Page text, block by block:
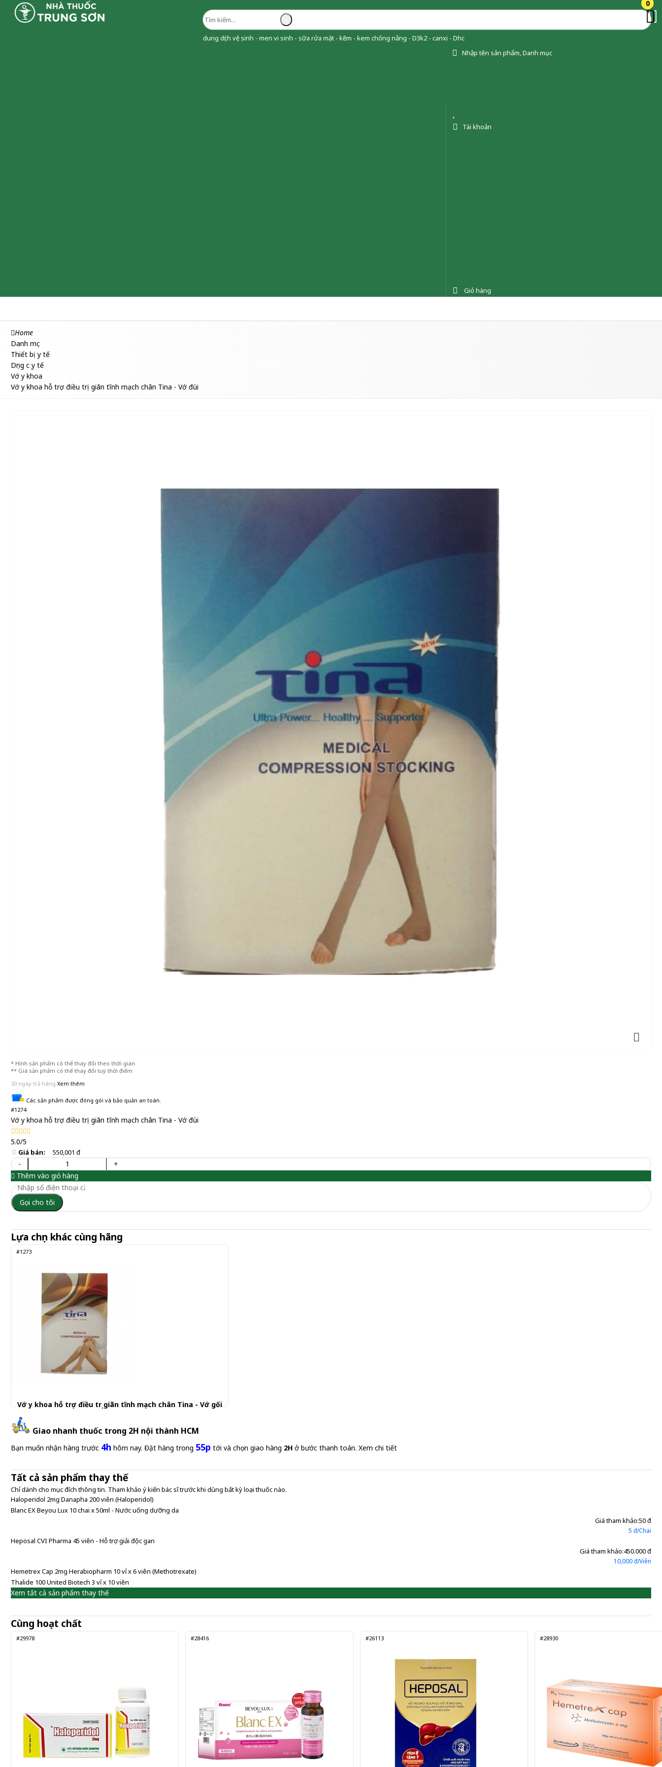
dung dịch vệ sinh - men vi sinh - sữa rửa mặt - kẽm - kem chống nắng - D3k2 - canxi - Dhc
Nhập tên sản phẩm, Danh mục
0
Tài khoản
0
Giỏ hàng
Home
Danh mục
Thiết bị y tế
Dụng cụ y tế
Vớ y khoa
Vớ y khoa hỗ trợ điều trị giãn tĩnh mạch chân Tina - Vớ đùi
* Hình sản phẩm có thể thay đổi theo thời gian
** Giá sản phẩm có thể thay đổi tuỳ thời điểm
30 ngày trả hàng Xem thêm
Các sản phẩm được đóng gói và bảo quản an toàn.
#1274
Vớ y khoa hỗ trợ điều trị giãn tĩnh mạch chân Tina - Vớ đùi
5.0/5
Giá bán: 550,001 đ
-
+
Thêm vào giỏ hàng
Gọi cho tôi
Lựa chọn khác cùng hãng
#1273
Vớ y khoa hỗ trợ điều trị giãn tĩnh mạch chân Tina - Vớ gối
350.000 đ
Giao nhanh thuốc trong 2H nội thành HCM
Bạn muốn nhận hàng trước 4h hôm nay. Đặt hàng trong 55p tới và chọn giao hàng 2H ở bước thanh toán. Xem chi tiết
Tất cả sản phẩm thay thế
Chỉ dành cho mục đích thông tin. Tham khảo ý kiến bác sĩ trước khi dùng bất kỳ loại thuốc nào.
Haloperidol 2mg Danapha 200 viên (Haloperidol)
Blanc EX Beyou Lux 10 chai x 50ml - Nước uống dưỡng da
Giá tham khảo:50 đ
5 đ/Chai
Heposal CVI Pharma 45 viên - Hỗ trợ giải độc gan
Giá tham khảo:450.000 đ
10,000 đ/Viên
Hemetrex Cap 2mg Herabiopharm 10 vỉ x 6 viên (Methotrexate)
Thalide 100 United Biotech 3 vỉ x 10 viên
Xem tất cả sản phẩm thay thế
Cùng hoạt chất
#29978 #28416 #26113 #28930